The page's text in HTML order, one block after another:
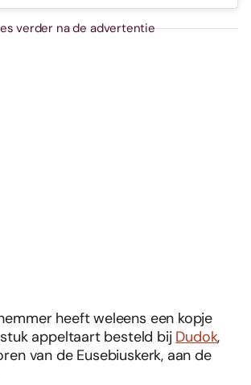
verder na de advertentie
heeft weleens een kopje
appeltaart besteld bij Dudok,
van de Eusebiuskerk, aan de